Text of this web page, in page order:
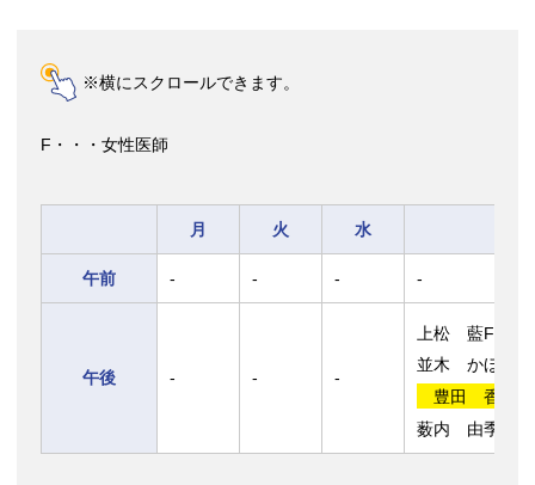
※横にスクロールできます。
F・・・女性医師
月 火 水
午前 - - - -
午後 - - -
上松 藍F
並木 かほるF
豊田 香里F
薮内 由季菜F